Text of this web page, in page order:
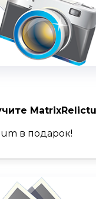
в подарок!